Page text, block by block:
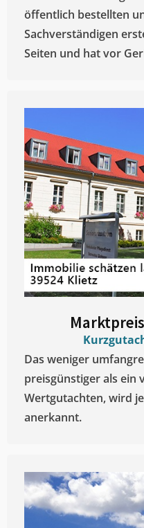
öffentlich bestellten
Sachverständigen
Seiten und hat vor
Das weniger
preisgünstiger als ein
Wertgutachten, wird
anerkannt.